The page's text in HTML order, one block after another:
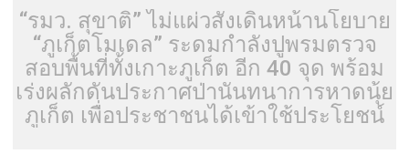
“รมว. สุขาติ” ไม่แผ่วสั่งเดินหน้านโยบาย
“ภูเก็ตโมเดล” ระดมกำลังปูพรมตรวจ
สอบพื้นที่ทั้งเกาะภูเก็ต อีก 40 จุด พร้อม
เร่งผลักดันประกาศป่านันทนาการหาดนุ้ย
ภูเก็ต เพื่อประชาชนได้เข้าใช้ประโยชน์